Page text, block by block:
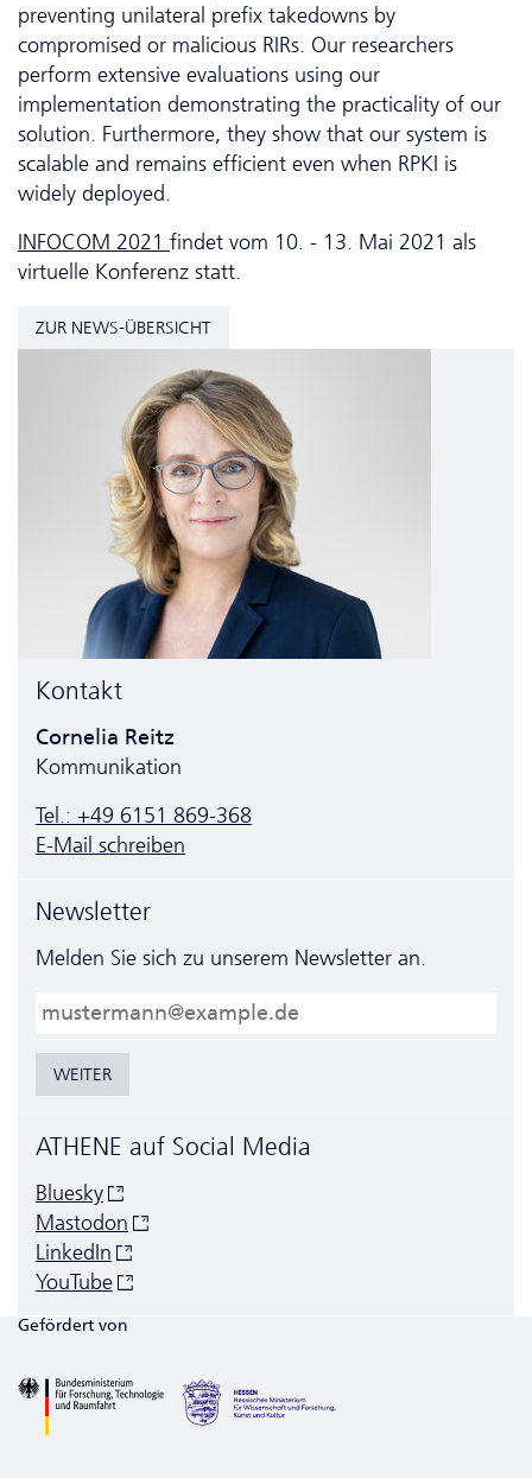
preventing unilateral prefix takedowns by
compromised or malicious RIRs. Our researchers
perform extensive evaluations using our
implementation demonstrating the practicality of our
solution. Furthermore, they show that our system is
scalable and remains efficient even when RPKI is
widely deployed.
INFOCOM 2021 findet vom 10. - 13. Mai 2021 als
virtuelle Konferenz statt.
ZUR NEWS-ÜBERSICHT
Kontakt
Cornelia Reitz
Kommunikation
Tel.: +49 6151 869-368
E-Mail schreiben
Newsletter
Melden Sie sich zu unserem Newsletter an.
E-Mail
WEITER
ATHENE auf Social Media
Bluesky
Mastodon
LinkedIn
YouTube
Gefördert von